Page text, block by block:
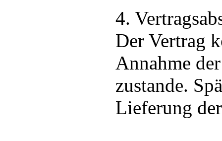
4.
Der Vertrag
Annahme
zustande.
Lieferung